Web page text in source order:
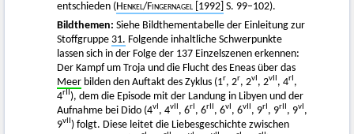
entschieden (Henkel/Fingernagel [1992] S. 99–102).
Bildthemen: Siehe Bildthementabelle der Einleitung zur
Stoffgruppe 31. Folgende inhaltliche Schwerpunkte
lassen sich in der Folge der 137 Einzelszenen erkennen:
Der Kampf um Troja und die Flucht des Eneas über das
Meer bilden den Auftakt des Zyklus (1r, 2r, 2vI, 2vII, 4rI,
4rII), dem die Episode mit der Landung in Libyen und der
Aufnahme bei Dido (4vI, 4vII, 6rI, 6rII, 6vI, 6vII, 9rI, 9rII, 9vI,
9vII) folgt. Diese leitet die Liebesgeschichte zwischen